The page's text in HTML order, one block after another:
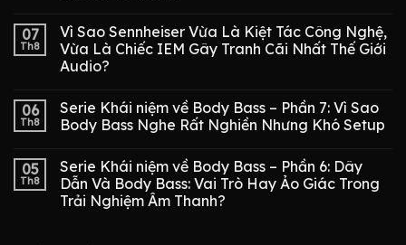
07
Th8
Vì Sao Sennheiser Vừa Là Kiệt Tác Công Nghệ,
Vừa Là Chiếc IEM Gây Tranh Cãi Nhất Thế Giới
Audio?
06
Th8
Serie Khái niệm về Body Bass – Phần 7: Vì Sao
Body Bass Nghe Rất Nghiền Nhưng Khó Setup
05
Th8
Serie Khái niệm về Body Bass – Phần 6: Dây
Dẫn Và Body Bass: Vai Trò Hay Ảo Giác Trong
Trải Nghiệm Âm Thanh?